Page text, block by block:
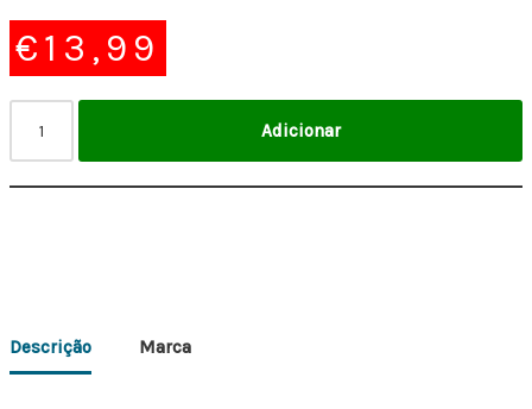
€13,99
Adicionar
Descrição Marca